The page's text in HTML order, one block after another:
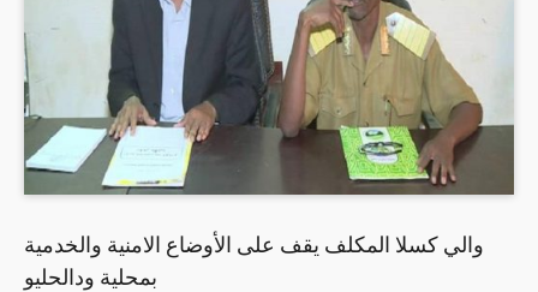
والي كسلا المكلف يقف على الأوضاع الامنية والخدمية
بمحلية ودالحليو